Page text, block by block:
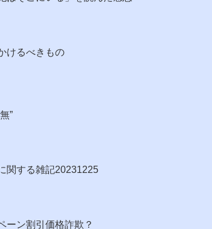
けるべきもの
”
関する雑記20231225
ーン割引価格詐欺？